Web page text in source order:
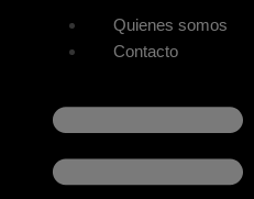
Quienes somos
Contacto